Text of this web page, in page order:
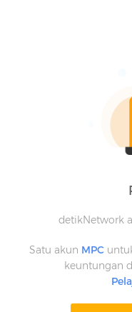
detikNetwork
Satu akun MPC
keuntungan